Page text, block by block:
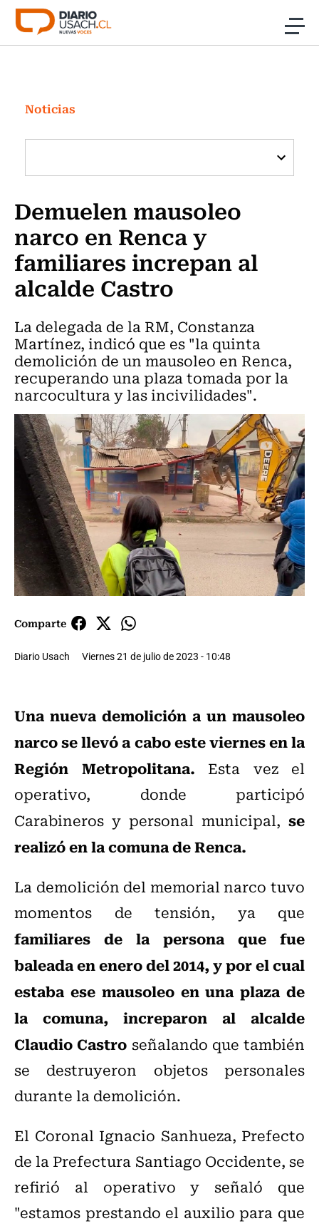
Click acá para ir directamente al contenido
Investigación
Cultura
Programas Radio y TV Usach
Noticias
Demuelen mausoleo
narco en Renca y
familiares increpan al
alcalde Castro
La delegada de la RM, Constanza
Martínez, indicó que es "la quinta
demolición de un mausoleo en Renca,
recuperando una plaza tomada por la
narcocultura y las incivilidades".
Comparte
Diario Usach Viernes 21 de julio de 2023 - 10:48
Una nueva demolición a un mausoleo
narco se llevó a cabo este viernes en la
Región Metropolitana. Esta vez el
operativo, donde participó
Carabineros y personal municipal, se
realizó en la comuna de Renca.
La demolición del memorial narco tuvo
momentos de tensión, ya que
familiares de la persona que fue
baleada en enero del 2014, y por el cual
estaba ese mausoleo en una plaza de
la comuna, increparon al alcalde
Claudio Castro señalando que también
se destruyeron objetos personales
durante la demolición.
El Coronal Ignacio Sanhueza, Prefecto
de la Prefectura Santiago Occidente, se
refirió al operativo y señaló que
"estamos prestando el auxilio para que